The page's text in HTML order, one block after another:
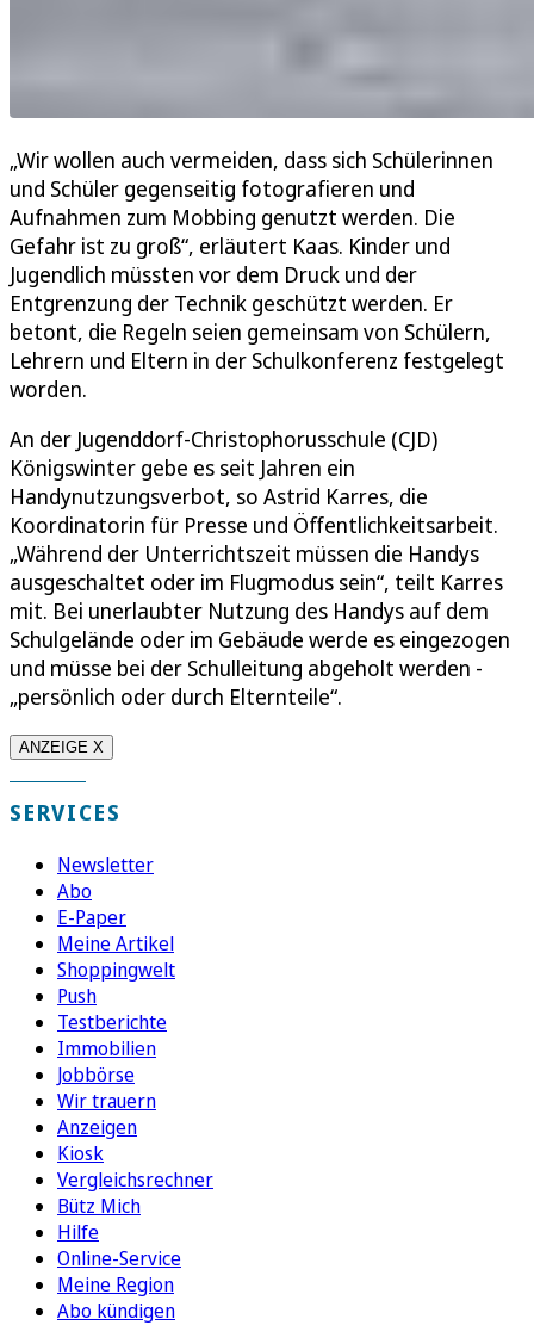
„Wir wollen auch vermeiden, dass sich Schülerinnen
und Schüler gegenseitig fotografieren und
Aufnahmen zum Mobbing genutzt werden. Die
Gefahr ist zu groß“, erläutert Kaas. Kinder und
Jugendlich müssten vor dem Druck und der
Entgrenzung der Technik geschützt werden. Er
betont, die Regeln seien gemeinsam von Schülern,
Lehrern und Eltern in der Schulkonferenz festgelegt
worden.
An der Jugenddorf-Christophorusschule (CJD)
Königswinter gebe es seit Jahren ein
Handynutzungsverbot, so Astrid Karres, die
Koordinatorin für Presse und Öffentlichkeitsarbeit.
„Während der Unterrichtszeit müssen die Handys
ausgeschaltet oder im Flugmodus sein“, teilt Karres
mit. Bei unerlaubter Nutzung des Handys auf dem
Schulgelände oder im Gebäude werde es eingezogen
und müsse bei der Schulleitung abgeholt werden -
„persönlich oder durch Elternteile“.
ANZEIGE X
SERVICES
Newsletter
Abo
E-Paper
Meine Artikel
Shoppingwelt
Push
Testberichte
Immobilien
Jobbörse
Wir trauern
Anzeigen
Kiosk
Vergleichsrechner
Bütz Mich
Hilfe
Online-Service
Meine Region
Abo kündigen